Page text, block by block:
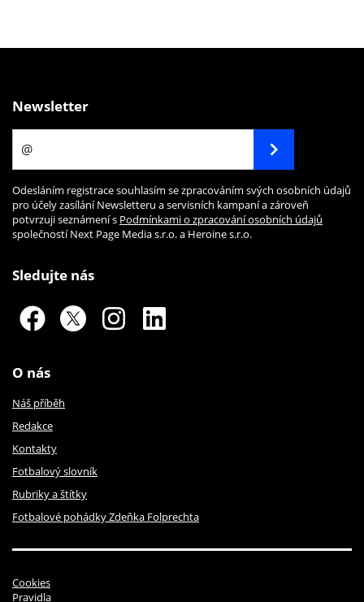
Newsletter
Odesláním registrace souhlasím se zpracováním svých osobních údajů
pro účely zasílání Newsletteru a servisních kampaní a zároveň
potvrzuji seznámení s Podmínkami o zpracování osobních údajů
společností Next Page Media s.r.o. a Heroine s.r.o.
Sledujte nás
O nás
Náš příběh
Redakce
Kontakty
Fotbalový slovník
Rubriky a štítky
Fotbalové pohádky Zdeňka Folprechta
Cookies
Pravidla